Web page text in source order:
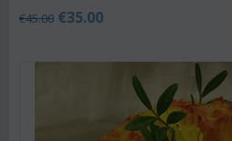
€45.00 €35.00